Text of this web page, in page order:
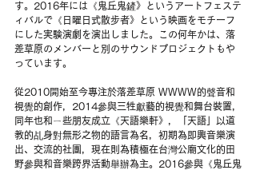
す。2016年には《鬼丘鬼鏟》というアートフェステ
ィバルで《日曜日式散步者》という映画をモチーフ
にした実験演劇を演出しました。この何年かは、落
差草原のメンバーと別のサウンドプロジェクトもや
っています。
從2010開始至今專注於落差草原 WWWW的聲音和
視覺的創作，2014參與三牲獻藝的視覺和舞台裝置，
同年也和ㄧ些朋友成立《天語樂軒》，「天語」以道
教的乩身對無形之物的語言為名，初期為即興音樂演
出、交流的社團，現在則為積極在台灣公廟文化的田
野參與和音樂跨界活動舉辦為主。2016參與《鬼丘鬼